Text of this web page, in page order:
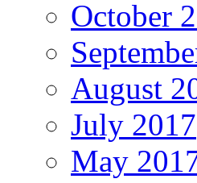
October
August
July 2017
May